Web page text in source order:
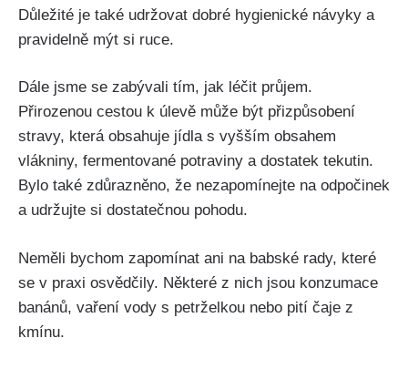
Důležité je také udržovat dobré hygienické návyky a
pravidelně mýt si ruce.
Dále ​jsme se zabývali tím, jak léčit průjem.
Přirozenou‍ cestou k úlevě může být přizpůsobení
stravy, která obsahuje jídla s vyšším‍ obsahem
vlákniny, ⁤fermentované potraviny ⁤a dostatek tekutin.⁤
Bylo také zdůrazněno, že nezapomínejte na odpočinek
a udržujte si ‍dostatečnou pohodu.
Neměli bychom zapomínat ani na babské rady, které
se v praxi osvědčily. Některé z nich jsou konzumace
⁣banánů, vaření vody s petrželkou nebo ⁣pití čaje z
kmínu.